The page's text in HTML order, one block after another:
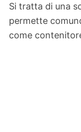
Si tratta di una
permette
come